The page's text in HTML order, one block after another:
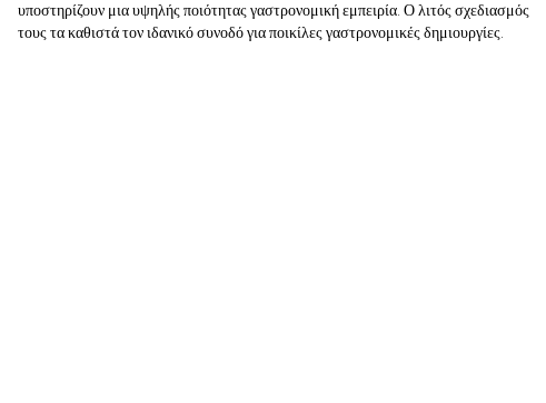
υποστηρίζουν μια υψηλής ποιότητας γαστρονομική εμπειρία. Ο λιτός σχεδιασμός
τους τα καθιστά τον ιδανικό συνοδό για ποικίλες γαστρονομικές δημιουργίες.